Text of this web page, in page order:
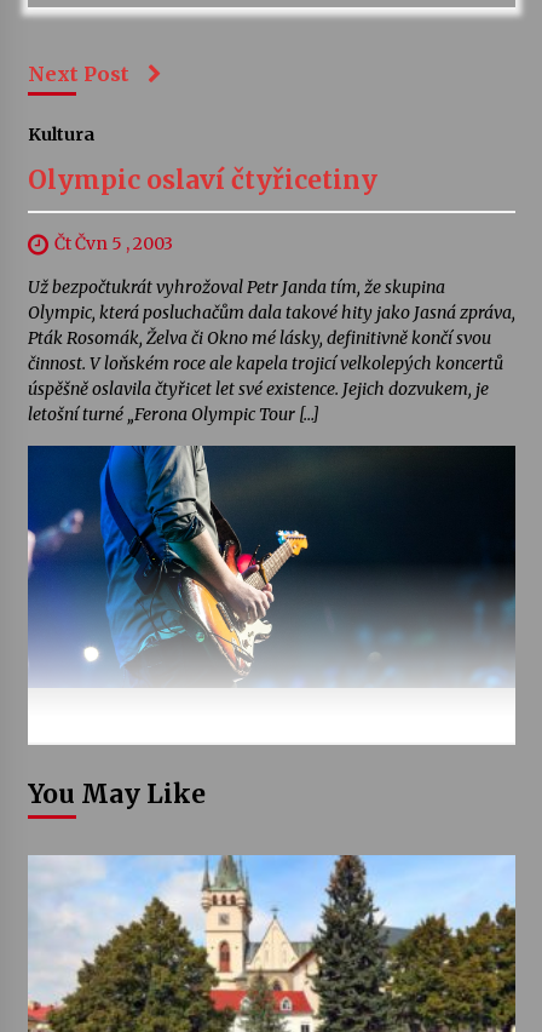
Next Post
Kultura
Olympic oslaví čtyřicetiny
Čt Čvn 5 , 2003
Už bezpočtukrát vyhrožoval Petr Janda tím, že skupina
Olympic, která posluchačům dala takové hity jako Jasná zpráva,
Pták Rosomák, Želva či Okno mé lásky, definitivně končí svou
činnost. V loňském roce ale kapela trojicí velkolepých koncertů
úspěšně oslavila čtyřicet let své existence. Jejich dozvukem, je
letošní turné „Ferona Olympic Tour […]
You May Like